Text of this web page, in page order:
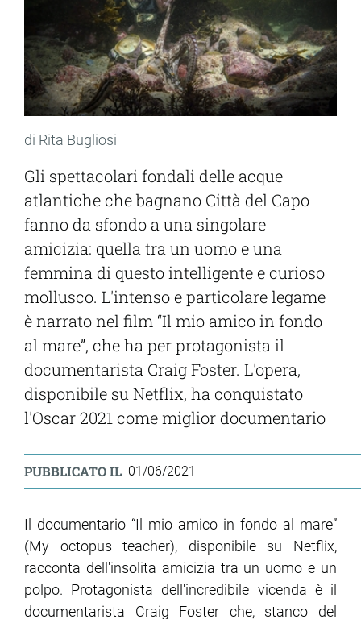
di Rita Bugliosi
Gli spettacolari fondali delle acque
atlantiche che bagnano Città del Capo
fanno da sfondo a una singolare
amicizia: quella tra un uomo e una
femmina di questo intelligente e curioso
mollusco. L'intenso e particolare legame
è narrato nel film “Il mio amico in fondo
al mare”, che ha per protagonista il
documentarista Craig Foster. L'opera,
disponibile su Netflix, ha conquistato
l'Oscar 2021 come miglior documentario
PUBBLICATO IL 01/06/2021
Il documentario “Il mio amico in fondo al mare”
(My octopus teacher), disponibile su Netflix,
racconta dell'insolita amicizia tra un uomo e un
polpo. Protagonista dell'incredibile vicenda è il
documentarista Craig Foster che, stanco del